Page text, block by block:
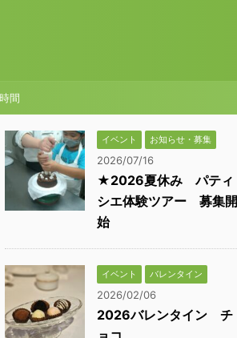
間
イベント お知らせ・募集
2026/07/16
★2026夏休み パティ
シエ体験ツアー 募集開
始
イベント バレンタイン
2026/02/06
2026バレンタイン チ